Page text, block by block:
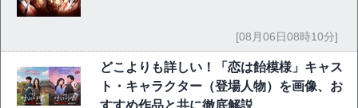
[08月06日08時10分]
どこよりも詳しい！「恋は飴模様」キャス
ト・キャラクター（登場人物）を画像、お
すすめ作品と共に徹底解説